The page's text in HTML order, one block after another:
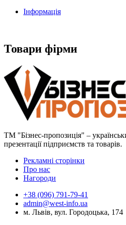
Інформація
Товари фірми
ТМ "Бізнес-пропозиція" –
презентації підприємств та товарів.
Рекламні сторінки
Про нас
Нагороди
+38 (096) 791-79-41
admin@west-info.ua
м. Львів, вул. Городоцька, 174